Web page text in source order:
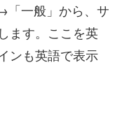
「一般」から、サ
ます。ここを英
ンも英語で表示